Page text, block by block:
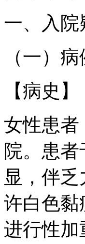
一、入院
（一）
【病史】
女性患者
院。患
显，伴
许白色黏
进行性加